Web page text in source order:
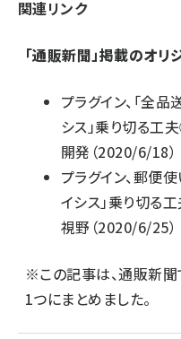
関連リンク
「通販新聞」掲載のオリ
プラグイン、「全品
シス」乗り切る
開発 （2020/6/18）
プラグイン、郵便
イシス」乗り切
視野 （2020/6/25）
※この記事は、通販新
1つにまとめました。